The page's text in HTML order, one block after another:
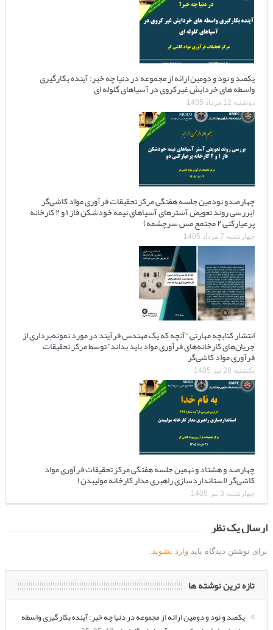
یکصد و نود و دومین ارائه از مجموعه در دنیا چه خبر: آینده بکارگیری
واسطه های خردایش غیرکروی در آسیاهای گلوله ای
دوشنبه 12 مرداد 1405
چهارصدو نودمین جلسه هفتگی مرکز تحقیقات فرآوری مواد کاشی‌گر
(بررسی روند تعویض آسترهای آسیاهای نیمه خودشکن فاز ۱ و ۲ کارخانه
پرعیارکنی ۲ مجتمع مس سرچشمه)
چهارشنبه 7 مرداد 1405
انتشار کتابچه مهارتی “آنچه که یک مهندس فرآیند در مورد نمونه‌برداری از
جریان‌های کارخانه‌های فرآوری مواد باید بداند” توسط مرکز تحقیقات
فرآوری مواد کاشی‌گر
یکشنبه 28 تیر 1405
چهارصد و هشتاد و نهمین جلسه هفتگی مرکز تحقیقات فرآوری مواد
کاشی‌گر (استانداردسازی راهبری مدار کارخانه مولیبدن)
چهارشنبه 3 تیر 1405
ارسال یک نظر
برای نوشتن دیدگاه باید وارد بشوید.
تازه ترین نوشته ها
یکصد و نود و دومین ارائه از مجموعه در دنیا چه خبر: آینده بکارگیری واسطه